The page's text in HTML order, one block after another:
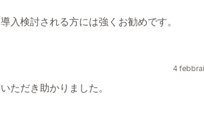
入検討される方には強くお勧めです。
4
ただき助かりました。